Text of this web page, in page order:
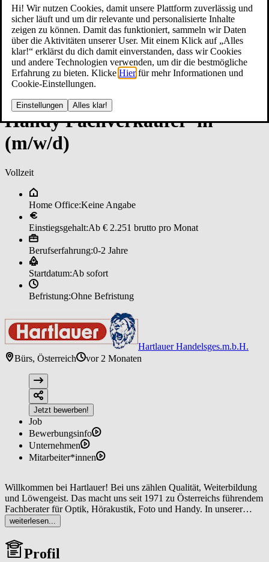
Hi! Wir nutzen Cookies, damit unsere Plattform zuverlässig und
sicher läuft und um dir relevante und personalisierte Inhalte
zeigen zu können. Damit das funktioniert, sammeln wir Daten
über die Aktivitäten unserer User. Mit einem Klick auf „Alles
klar!“ erklärst du dich damit einverstanden, dass wir Cookies
und andere Technologien verwenden, um dir die bestmögliche
Erfahrung zu bieten. Klicke Hier für mehr Informationen und
Cookie-Einstellungen.
Einstellungen Alles klar!
Han­dy­ ­Fach­ver­käu­fer*in
(m/w/d)
Vollzeit
Home Office:Keine Angabe
Einstiegsgehalt:Ab € 2.251 brutto pro Monat
Berufserfahrung:0-2 Jahre
Startdatum:Ab sofort
Befristung:Ohne Befristung
Hartlauer Handelsges.m.b.H.
Bürs, Österreich
vor 2 Monaten
Jetzt bewerben!
Job
Bewerbungsinfo
Unternehmen
Mitarbeiter*innen
Willkommen bei Hartlauer! Bei uns zählen Qualität, Weiterbildung
und Löwengeist. Das macht uns seit 1971 zu Österreichs führendem
Fachberater für Optik, Hörakustik, Foto und Handy. In unserer
Zentrale und den 160 Geschäften warten 1.900 Kolleg:innen auf
dich. Bist du Qualitätsdenker:in, Vollblutlöw:in und
Möglichmacher:in? Dann passt du perfekt ins Rudel.
weiterlesen...
Profil